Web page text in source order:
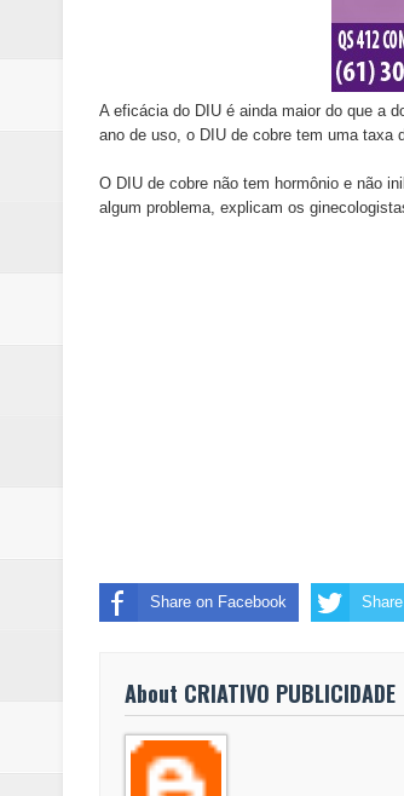
A eficácia do DIU é ainda maior do que a
ano de uso, o DIU de cobre tem uma taxa
O DIU de cobre não tem hormônio e não
algum problema, explicam os
Share on Facebook
About CRIATIVO PUBLICIDADE